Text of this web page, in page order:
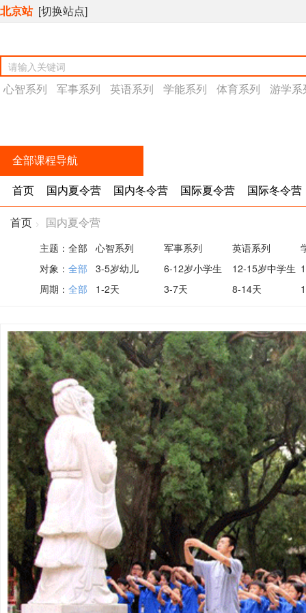
北京站 [切换站点]
心智系列 军事系列 英语系列 学能系列 体育系列 游学系
全部课程导航
首页 国内夏令营 国内冬令营 国际夏令营 国际冬令营
首页 > 国内夏令营
主题： 全部 心智系列 军事系列 英语系列
对象： 全部 3-5岁幼儿 6-12岁小学生 12-15岁中学生
周期： 全部 1-2天 3-7天 8-14天